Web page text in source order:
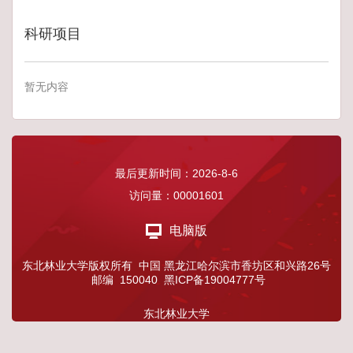
科研项目
暂无内容
最后更新时间： 2026-8-6
访问量： 00001601
电脑版
东北林业大学版权所有 中国 黑龙江哈尔滨市香坊区和兴路26号
邮编 150040 黑ICP备19004777号
东北林业大学